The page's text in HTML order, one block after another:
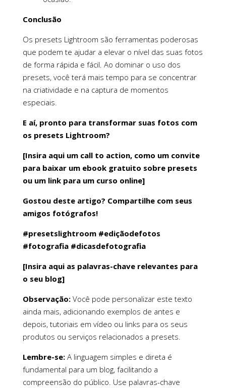
Conclusão
Os presets Lightroom são ferramentas poderosas
que podem te ajudar a elevar o nível das suas fotos
de forma rápida e fácil. Ao dominar o uso dos
presets, você terá mais tempo para se concentrar
na criatividade e na captura de momentos
especiais.
E aí, pronto para transformar suas fotos com
os presets Lightroom?
[Insira aqui um call to action, como um convite
para baixar um ebook gratuito sobre presets
ou um link para um curso online]
Gostou deste artigo? Compartilhe com seus
amigos fotógrafos!
#presetslightroom #ediçãodefotos
#fotografia #dicasdefotografia
[Insira aqui as palavras-chave relevantes para
o seu blog]
Observação: Você pode personalizar este texto
ainda mais, adicionando exemplos de antes e
depois, tutoriais em vídeo ou links para os seus
produtos ou serviços relacionados a presets.
Lembre-se: A linguagem simples e direta é
fundamental para um blog, facilitando a
compreensão do público. Use palavras-chave